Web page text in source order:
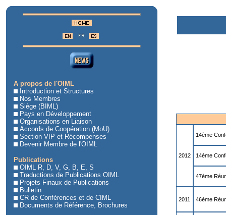
A propos de l'OIML
Introduction et Structures
Nos Membres
Siège (BIML)
Pays en Développement
Organisations en Liaison
Accords de Coopération (MoU)
Section VIP et Récompenses
Devenir Membre de l'OIML
Publications
OIML R, D, V, G, B, E, S
Traductions de Publications OIML
Projets Finaux de Publications
Bulletin
CR de Conférences et de CIML
Documents de Référence, Brochures
2012
14ème
14ème
47ème
2011 46ème